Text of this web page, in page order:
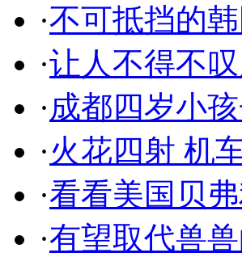
·不可抵挡的
·让人不得不
·成都四岁小
·火花四射 机
·看看美国贝
·有望取代兽